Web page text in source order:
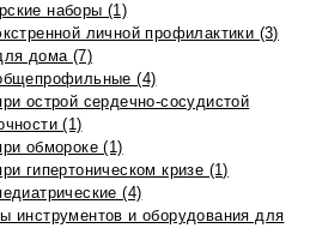
наборы (1)
личной профилактики (3)
дома (7)
(4)
острой сердечно-сосудистой
(1)
обмороке (1)
гипертоническом кризе (1)
(4)
инструментов и оборудования для